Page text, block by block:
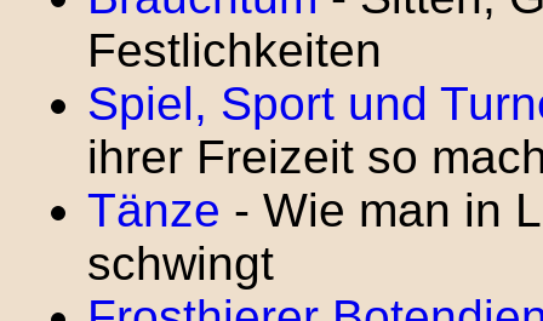
Festlichkeiten
Spiel, Sport und
ihrer Freizeit so
Tänze - Wie man in
schwingt